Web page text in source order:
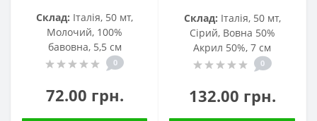
Склад: Італія, 50 мт,
Молочий, 100%
бавовна, 5,5 см
0
72.00 грн.
Склад: Італія, 50 мт,
Сірий, Вовна 50%
Акрил 50%, 7 см
0
132.00 грн.